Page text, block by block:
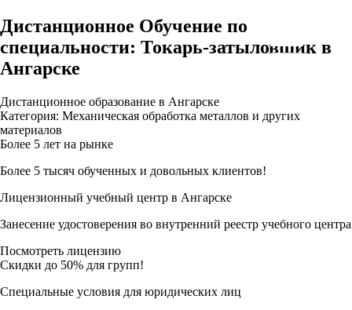
Дистанционное Обучение по
специальности: Токарь-затыловщик в
Ангарске
Дистанционное образование в Ангарске
Категория: Механическая обработка металлов и других
материалов
Более 5 лет на рынке
Более 5 тысяч обученных и довольных клиентов!
Лицензионный учебный центр в Ангарске
Занесение удостоверения во внутренний реестр учебного центра
Посмотреть лицензию
Скидки до 50% для групп!
Специальные условия для юридических лиц